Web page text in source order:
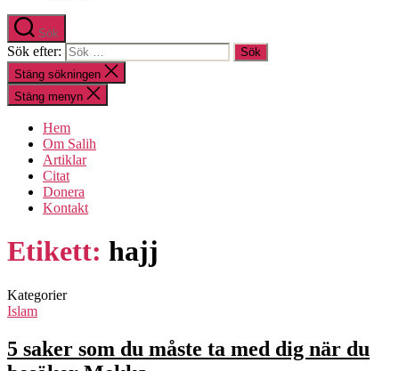
Sök
Sök efter:
Stäng sökningen
Stäng menyn
Hem
Om Salih
Artiklar
Citat
Donera
Kontakt
Etikett: hajj
Kategorier
Islam
5 saker som du måste ta med dig när du